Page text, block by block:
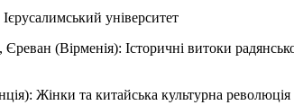
університет
Єреван (Вірменія): Історичні витоки
Жінки та китайська культурна революція